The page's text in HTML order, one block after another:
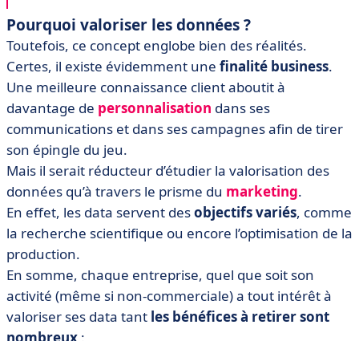
Pourquoi valoriser les données ?
Toutefois, ce concept englobe bien des réalités.
Certes, il existe évidemment une finalité business.
Une meilleure connaissance client aboutit à
davantage de personnalisation dans ses
communications et dans ses campagnes afin de tirer
son épingle du jeu.
Mais il serait réducteur d’étudier la valorisation des
données qu’à travers le prisme du marketing.
En effet, les data servent desobjectifs variés, comme
la recherche scientifique ou encore l’optimisation de la
production.
En somme, chaque entreprise, quel que soit son
activité (même si non-commerciale) a tout intérêt à
valoriser ses data tant les bénéfices à retirer sont